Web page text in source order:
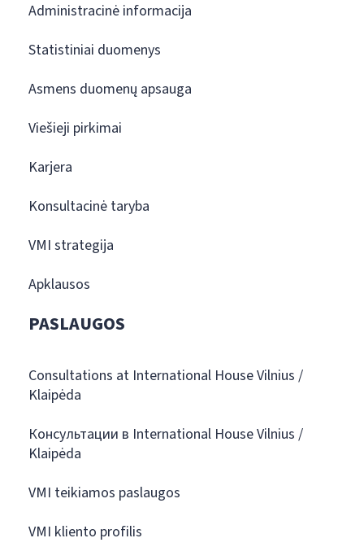
Administracinė informacija
Statistiniai duomenys
Asmens duomenų apsauga
Viešieji pirkimai
Karjera
Konsultacinė taryba
VMI strategija
Apklausos
PASLAUGOS
Consultations at International House Vilnius /
Klaipėda
Консультации в International House Vilnius /
Klaipėda
VMI teikiamos paslaugos
VMI kliento profilis